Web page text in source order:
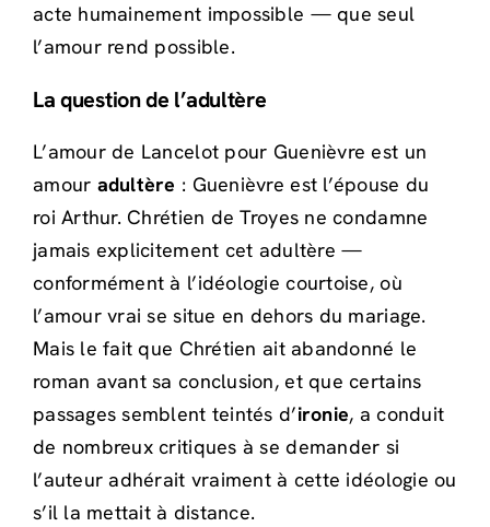
acte humainement impossible — que seul
l’amour rend possible.
La question de l’adultère
L’amour de Lancelot pour Guenièvre est un
amour adultère : Guenièvre est l’épouse du
roi Arthur. Chrétien de Troyes ne condamne
jamais explicitement cet adultère —
conformément à l’idéologie courtoise, où
l’amour vrai se situe en dehors du mariage.
Mais le fait que Chrétien ait abandonné le
roman avant sa conclusion, et que certains
passages semblent teintés d’ironie, a conduit
de nombreux critiques à se demander si
l’auteur adhérait vraiment à cette idéologie ou
s’il la mettait à distance.